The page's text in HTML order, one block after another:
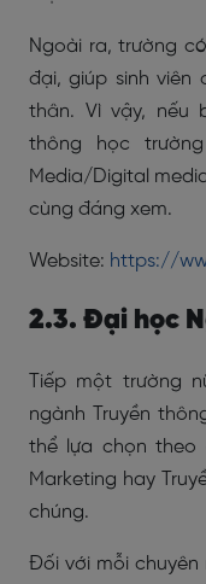
Ngoài ra, trường
đại, giúp sinh viên
thân. Vì vậy, nếu
thông học
Media/Digital
cùng đáng xem.
Website: https://
2.3. Đại học
Tiếp một trường
ngành Truyền
thể lựa chọn theo
Marketing hay
chúng.
Đối với mỗi chuyên